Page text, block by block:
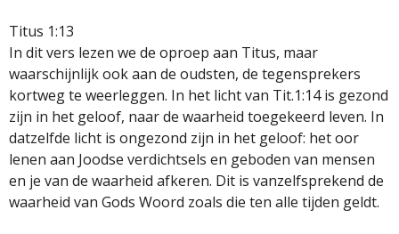
Titus 1:13
In dit vers lezen we de oproep aan Titus, maar
waarschijnlijk ook aan de oudsten, de tegensprekers
kortweg te weerleggen. In het licht van Tit.1:14 is gezond
zijn in het geloof, naar de waarheid toegekeerd leven. In
datzelfde licht is ongezond zijn in het geloof: het oor
lenen aan Joodse verdichtsels en geboden van mensen
en je van de waarheid afkeren. Dit is vanzelfsprekend de
waarheid van Gods Woord zoals die ten alle tijden geldt.